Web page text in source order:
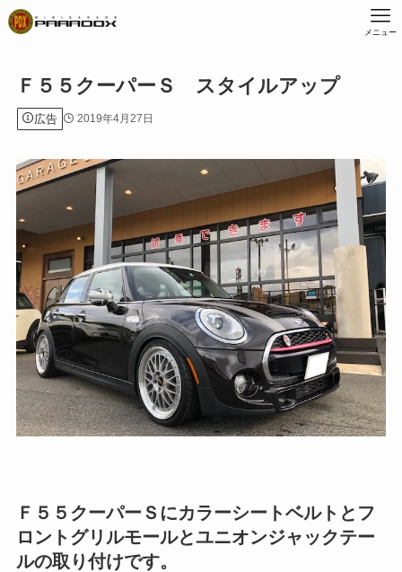
メニュー
Ｆ５５クーパーＳ スタイルアップ
広告 2019年4月27日
Ｆ５５クーパーＳにカラーシートベルトとフ
ロントグリルモールとユニオンジャックテー
ルの取り付けです。